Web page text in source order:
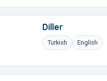
Diller
Turkish English